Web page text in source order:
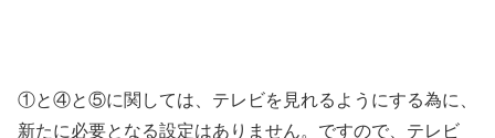
①と④と⑤に関しては、テレビを見れるようにする為に、
新たに必要となる設定はありません。ですので、テレビ